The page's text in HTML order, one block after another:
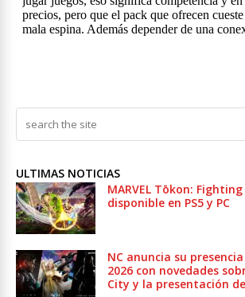
ULTIMAS NOTICIAS
MARVEL Tōkon:
disponible en PS5 y PC
NC anuncia su
2026 con novedades
City y la presentación